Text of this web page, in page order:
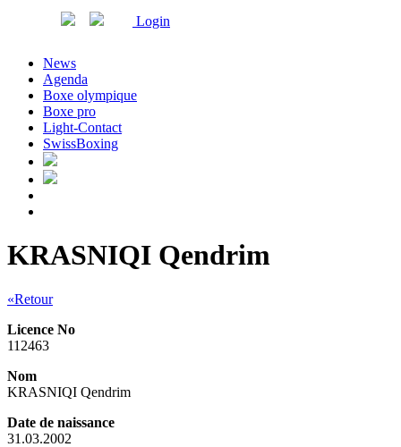
Login
News
Agenda
Boxe olympique
Boxe pro
Light-Contact
SwissBoxing
KRASNIQI Qendrim
«Retour
Licence No
112463
Nom
KRASNIQI Qendrim
Date de naissance
31.03.2002